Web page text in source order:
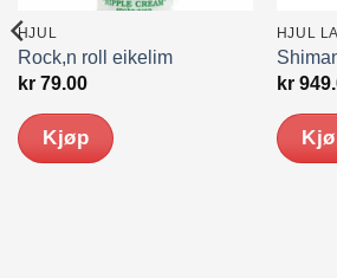
HJUL
Rock,n roll eikelim
kr79.00
Kjøp
HJUL
kr